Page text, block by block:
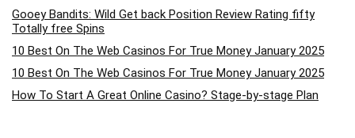
Gooey Bandits: Wild Get back Position Review Rating fifty
Totally free Spins
10 Best On The Web Casinos For True Money January 2025
10 Best On The Web Casinos For True Money January 2025
How To Start A Great Online Casino? Stage-by-stage Plan